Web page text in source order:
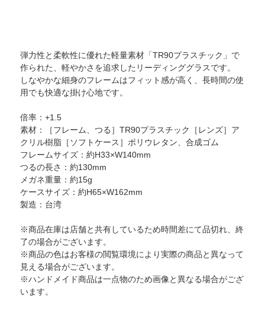
弾力性と柔軟性に優れた軽量素材「TR90プラスチック」で
作られた、軽やかさを追求したリーディンググラスです。
しなやかな細身のフレームはフィット感が高く、長時間の使
用でも快適な掛け心地です。
倍率：+1.5
素材：［フレーム、つる］TR90プラスチック［レンズ］ア
クリル樹脂［ソフトケース］ポリウレタン、合成ゴム
フレームサイズ：約H33×W140mm
つるの長さ：約130mm
メガネ重量：約15g
ケースサイズ：約H65×W162mm
製造：台湾
※商品在庫は店舗と共有しているため時間差にて品切れ、終
了の場合がございます。
※商品の色はお客様の閲覧環境により実際の商品と異なって
見える場合がございます。
※ハンドメイド商品は一点物のため画像と異なる場合がござ
います。